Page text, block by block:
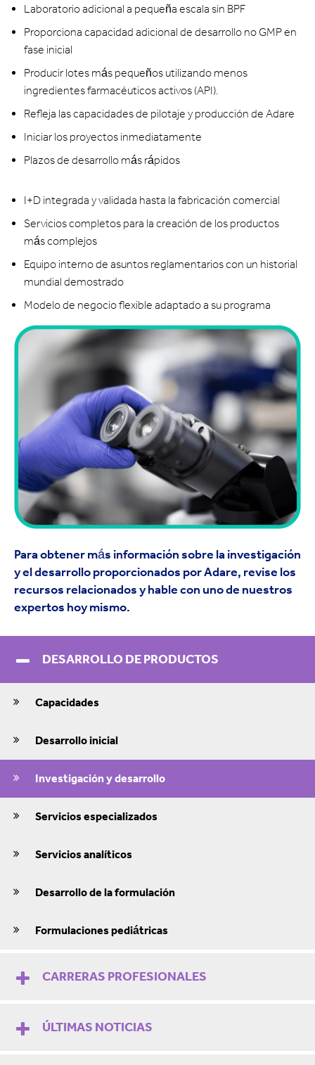
Laboratorio adicional a pequeña escala sin BPF
Proporciona capacidad adicional de desarrollo no GMP en
fase inicial
Producir lotes más pequeños utilizando menos
ingredientes farmacéuticos activos (API).
Refleja las capacidades de pilotaje y producción de Adare
Iniciar los proyectos inmediatamente
Plazos de desarrollo más rápidos
I+D integrada y validada hasta la fabricación comercial
Servicios completos para la creación de los productos
más complejos
Equipo interno de asuntos reglamentarios con un historial
mundial demostrado
Modelo de negocio flexible adaptado a su programa
Para obtener más información sobre la investigación
y el desarrollo proporcionados por Adare, revise los
recursos relacionados y hable con uno de nuestros
expertos hoy mismo.
DESARROLLO DE PRODUCTOS
Capacidades
Desarrollo inicial
Investigación y desarrollo
Servicios especializados
Servicios analíticos
Desarrollo de la formulación
Formulaciones pediátricas
CARRERAS PROFESIONALES
ÚLTIMAS NOTICIAS